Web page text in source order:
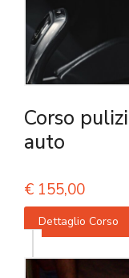
Corso
auto
€ 155,00
Dettaglio Corso